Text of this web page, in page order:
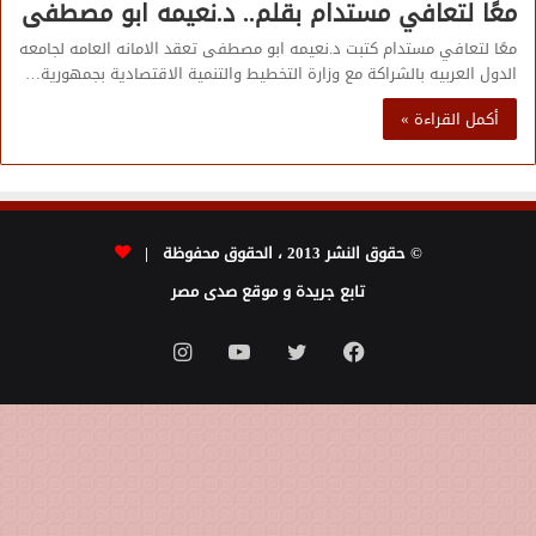
معًا لتعافي مستدام بقلم.. د.نعيمه ابو مصطفى
معًا لتعافي مستدام كتبت د.نعيمه ابو مصطفى تعقد الامانه العامه لجامعه
الدول العربيه بالشراكة مع وزارة التخطيط والتنمية الاقتصادية بجمهورية…
أكمل القراءة »
© حقوق النشر 2013 ، الحقوق محفوظة |
تابع جريدة و موقع صدى مصر
فيسبوك تويتر يوتيوبانستقرام